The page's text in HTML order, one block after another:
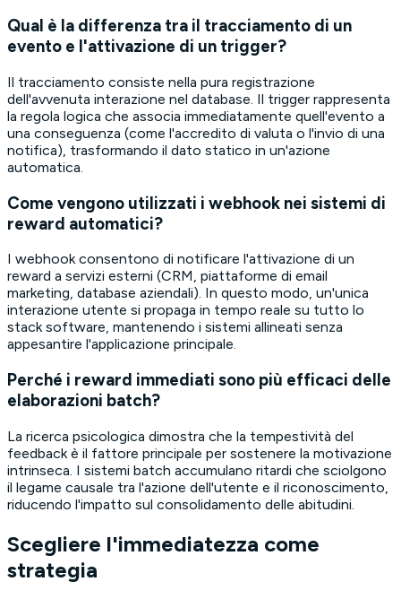
Qual è la differenza tra il tracciamento di un
evento e l'attivazione di un trigger?
Il tracciamento consiste nella pura registrazione
dell'avvenuta interazione nel database. Il trigger rappresenta
la regola logica che associa immediatamente quell'evento a
una conseguenza (come l'accredito di valuta o l'invio di una
notifica), trasformando il dato statico in un'azione
automatica.
Come vengono utilizzati i webhook nei sistemi di
reward automatici?
I webhook consentono di notificare l'attivazione di un
reward a servizi esterni (CRM, piattaforme di email
marketing, database aziendali). In questo modo, un'unica
interazione utente si propaga in tempo reale su tutto lo
stack software, mantenendo i sistemi allineati senza
appesantire l'applicazione principale.
Perché i reward immediati sono più efficaci delle
elaborazioni batch?
La ricerca psicologica dimostra che la tempestività del
feedback è il fattore principale per sostenere la motivazione
intrinseca. I sistemi batch accumulano ritardi che sciolgono
il legame causale tra l'azione dell'utente e il riconoscimento,
riducendo l'impatto sul consolidamento delle abitudini.
Scegliere l'immediatezza come
strategia